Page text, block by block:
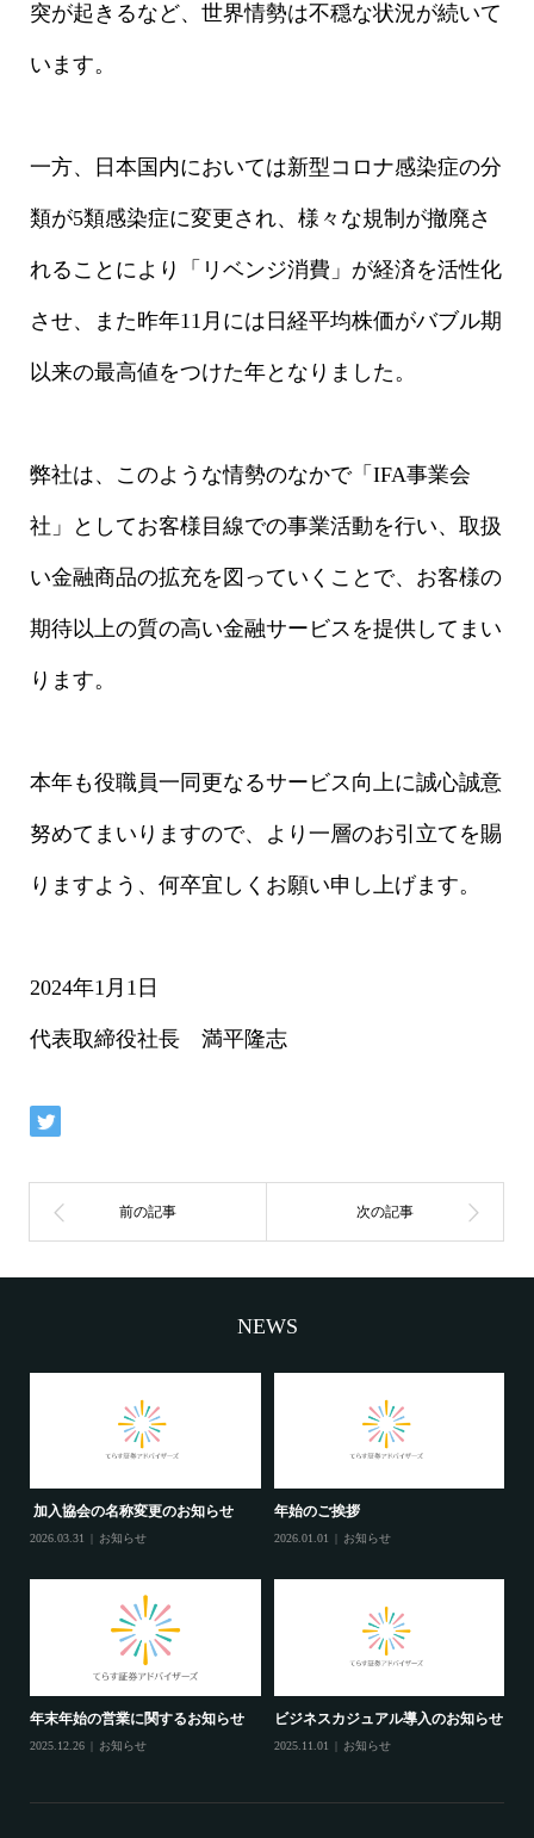
突が起きるなど、世界情勢は不穏な状況が続いて
います。
一方、日本国内においては新型コロナ感染症の分
類が5類感染症に変更され、様々な規制が撤廃さ
れることにより「リベンジ消費」が経済を活性化
させ、また昨年11月には日経平均株価がバブル期
以来の最高値をつけた年となりました。
弊社は、このような情勢のなかで「IFA事業会
社」としてお客様目線での事業活動を行い、取扱
い金融商品の拡充を図っていくことで、お客様の
期待以上の質の高い金融サービスを提供してまい
ります。
本年も役職員一同更なるサービス向上に誠心誠意
努めてまいりますので、より一層のお引立てを賜
りますよう、何卒宜しくお願い申し上げます。
2024年1月1日
代表取締役社長 満平隆志
NEWS
加入協会の名称変更のお知らせ
2026.03.31 お知らせ
年始のご挨拶
2026.01.01 お知らせ
年末年始の営業に関するお知らせ
2025.12.26 お知らせ
ビジネスカジュアル導入のお知らせ
2025.11.01 お知らせ